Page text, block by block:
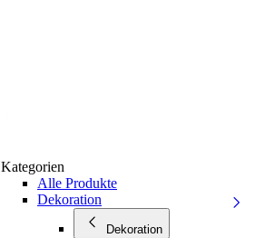
Kategorien
Alle Produkte
Dekoration
Dekoration